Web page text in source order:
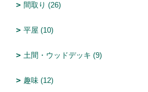
間取り (26)
平屋 (10)
土間・ウッドデッキ (9)
趣味 (12)